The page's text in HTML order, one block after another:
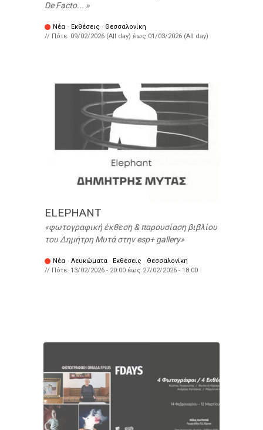
De Facto...
Νέα · Εκθέσεις · Θεσσαλονίκη
// Πότε: 09/02/2026 (All day) έως 01/03/2026 (All day)
ELEPHANT
φωτογραφική έκθεση & παρουσίαση βιβλίου
του Δημήτρη Μυτά στην esp+ gallery
Νέα · Λευκώματα · Εκθέσεις · Θεσσαλονίκη
// Πότε: 13/02/2026 - 20:00 έως 27/02/2026 - 18:00